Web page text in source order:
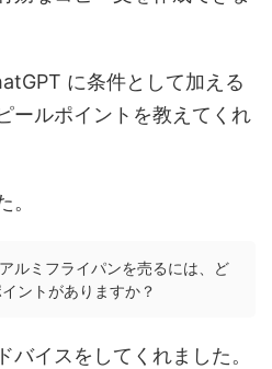
に条件として加える
ールポイントを教えてくれ
。
ルミフライパンを売るには、ど
ントがありますか？
イスをしてくれました。